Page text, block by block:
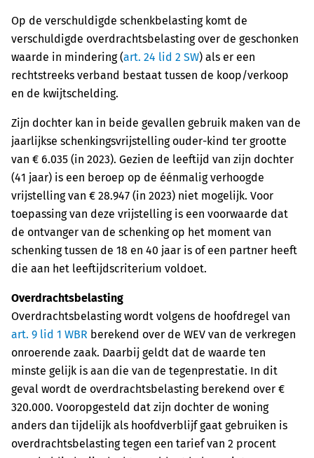
Op de verschuldigde schenkbelasting komt de
verschuldigde overdrachtsbelasting over de geschonken
waarde in mindering (art. 24 lid 2 SW) als er een
rechtstreeks verband bestaat tussen de koop/verkoop
en de kwijtschelding.
Zijn dochter kan in beide gevallen gebruik maken van de
jaarlijkse schenkingsvrijstelling ouder-kind ter grootte
van € 6.035 (in 2023). Gezien de leeftijd van zijn dochter
(41 jaar) is een beroep op de éénmalig verhoogde
vrijstelling van € 28.947 (in 2023) niet mogelijk. Voor
toepassing van deze vrijstelling is een voorwaarde dat
de ontvanger van de schenking op het moment van
schenking tussen de 18 en 40 jaar is of een partner heeft
die aan het leeftijdscriterium voldoet.
Overdrachtsbelasting
Overdrachtsbelasting wordt volgens de hoofdregel van
art. 9 lid 1 WBR berekend over de WEV van de verkregen
onroerende zaak. Daarbij geldt dat de waarde ten
minste gelijk is aan die van de tegenprestatie. In dit
geval wordt de overdrachtsbelasting berekend over €
320.000. Vooropgesteld dat zijn dochter de woning
anders dan tijdelijk als hoofdverblijf gaat gebruiken is
overdrachtsbelasting tegen een tarief van 2 procent